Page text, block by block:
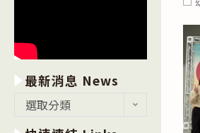
最新消息 News
選取分類